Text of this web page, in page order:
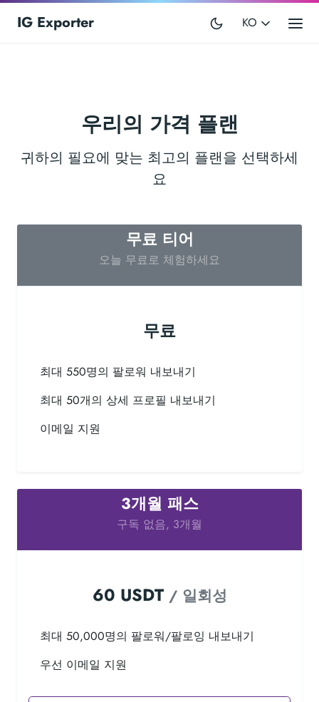
IG Exporter KO
우리의 가격 플랜
귀하의 필요에 맞는 최고의 플랜을 선택하세
요
무료 티어
오늘 무료로 체험하세요
무료
최대 550명의 팔로워 내보내기
최대 50개의 상세 프로필 내보내기
이메일 지원
3개월 패스
구독 없음, 3개월
60 USDT / 일회성
최대 50,000명의 팔로워/팔로잉 내보내기
우선 이메일 지원